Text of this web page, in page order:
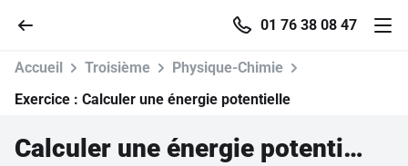
01 76 38 08 47
Accueil
Accueil Troisième
Physique-Chimie
Exercice : Calculer une énergie potentielle
Calculer une énergie potentielle